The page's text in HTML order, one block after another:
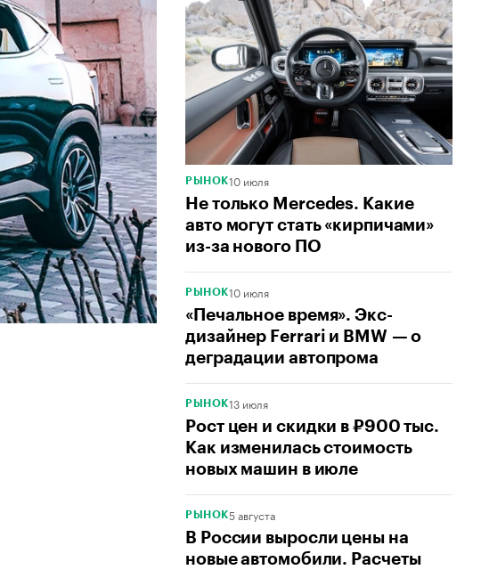
РЫНОК10 июля
Не только Mercedes. Какие
авто могут стать «кирпичами»
из-за нового ПО
РЫНОК10 июля
«Печальное время». Экс-
дизайнер Ferrari и BMW — о
деградации автопрома
РЫНОК13 июля
Рост цен и скидки в ₽900 тыс.
Как изменилась стоимость
новых машин в июле
РЫНОК5 августа
В России выросли цены на
новые автомобили. Расчеты